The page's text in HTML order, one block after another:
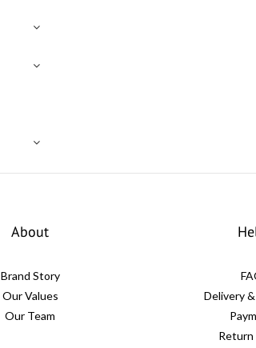
About
Brand Story
Our Values
Our Team
Delivery
Return